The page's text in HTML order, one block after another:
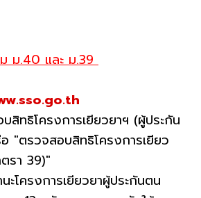
ม.40 และ ม.39
ทธิโครงการเยียวยาฯ (ผู้ประกัน
"ตรวจสอบสิทธิโครงการเยียว
รา 39)"
ะโครงการเยียวยาผู้ประกันตน